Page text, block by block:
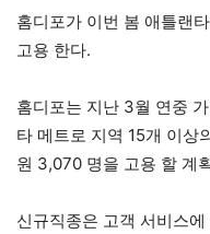
홈디포가 이번 봄 애틀랜
고용 한다.
홈디포는 지난 3월 연중
타 메트로 지역 15개 이상
원 3,070 명을 고용 할 계
신규직종은 고객 서비스